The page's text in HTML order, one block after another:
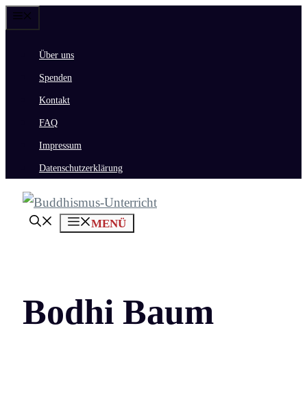
Zum
springenÜber uns
Spenden
Kontakt
FAQ
Impressum
Datenschutzerklärung
MENÜ
Bodhi Baum